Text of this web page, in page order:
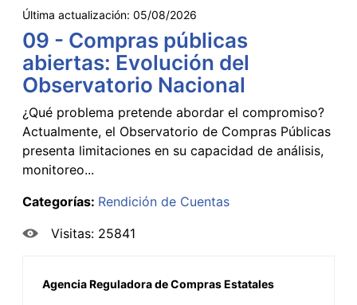
Última actualización: 05/08/2026
09 - Compras públicas
abiertas: Evolución del
Observatorio Nacional
¿Qué problema pretende abordar el compromiso?
Actualmente, el Observatorio de Compras Públicas
presenta limitaciones en su capacidad de análisis,
monitoreo...
Categorías: Rendición de Cuentas
Visitas: 25841
Agencia Reguladora de Compras Estatales